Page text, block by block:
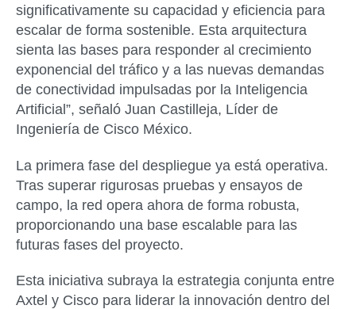
significativamente su capacidad y eficiencia para
escalar de forma sostenible. Esta arquitectura
sienta las bases para responder al crecimiento
exponencial del tráfico y a las nuevas demandas
de conectividad impulsadas por la Inteligencia
Artificial”, señaló Juan Castilleja, Líder de
Ingeniería de Cisco México.
La primera fase del despliegue ya está operativa.
Tras superar rigurosas pruebas y ensayos de
campo, la red opera ahora de forma robusta,
proporcionando una base escalable para las
futuras fases del proyecto.
Esta iniciativa subraya la estrategia conjunta entre
Axtel y Cisco para liderar la innovación dentro del